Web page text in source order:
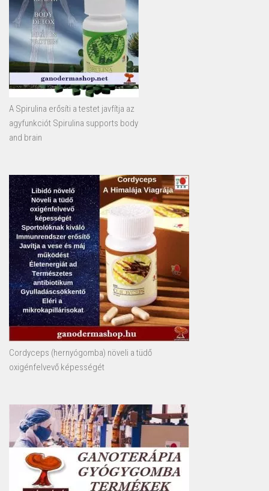
A Spirulina erősíti a testet javfítja az
agyfunkciót Spirulina supports body
and brain
Cordyceps (hernyógomba) növeli a tüdő
oxigénfelvevő képességét